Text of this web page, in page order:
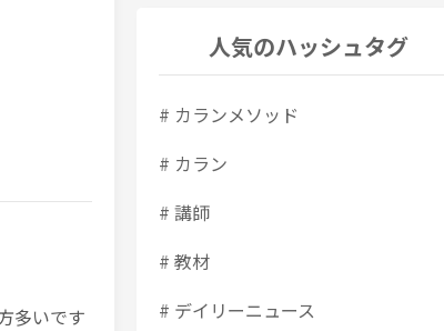
多いです
人気のハッシュタグ
# カランメソッド
# カラン
# 講師
# 教材
# デイリーニュース